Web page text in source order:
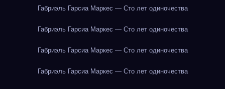
Габриэль Гарсиа Маркес — Сто лет одиночества
Габриэль Гарсиа Маркес — Сто лет одиночества
Габриэль Гарсиа Маркес — Сто лет одиночества
Габриэль Гарсиа Маркес — Сто лет одиночества